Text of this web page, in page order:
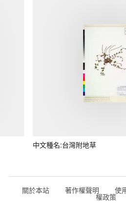
中文種名:台灣附地草
關於本站 著作權聲明 使
權政策